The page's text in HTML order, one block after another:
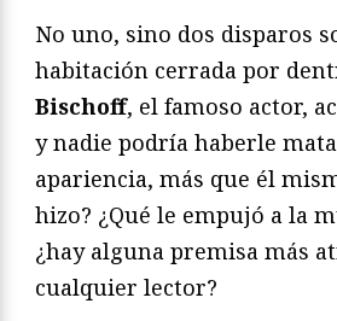
No uno, sino dos disparos
habitación cerrada por
Bischoff, el famoso actor,
y nadie podría haberle
apariencia, más que él
hizo? ¿Qué le empujó a la
¿hay alguna premisa más
cualquier lector?